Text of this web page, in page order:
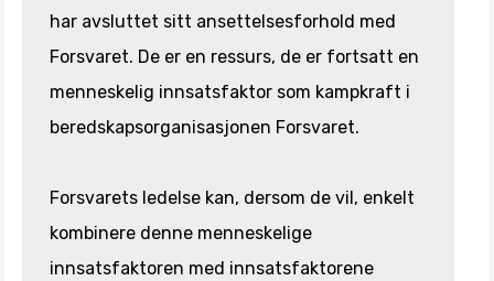
har avsluttet sitt ansettelsesforhold med
Forsvaret. De er en ressurs, de er fortsatt en
menneskelig innsatsfaktor som kampkraft i
beredskapsorganisasjonen Forsvaret.
Forsvarets ledelse kan, dersom de vil, enkelt
kombinere denne menneskelige
innsatsfaktoren med innsatsfaktorene